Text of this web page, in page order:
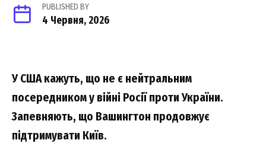
PUBLISHED BY
4 Червня, 2026
У США кажуть, що не є нейтральним
посередником у війні Росії проти України.
Запевняють, що Вашингтон продовжує
підтримувати Київ.